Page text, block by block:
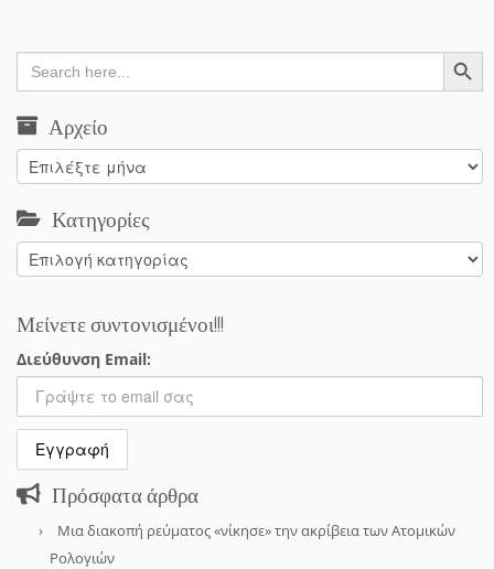
Search
for:
Search Button
Αρχείο
Αρχείο
Κατηγορίες
Κατηγορίες
Μείνετε συντονισμένοι!!!
Διεύθυνση Email:
Πρόσφατα άρθρα
Μια διακοπή ρεύματος «νίκησε» την ακρίβεια των Ατομικών
Ρολογιών